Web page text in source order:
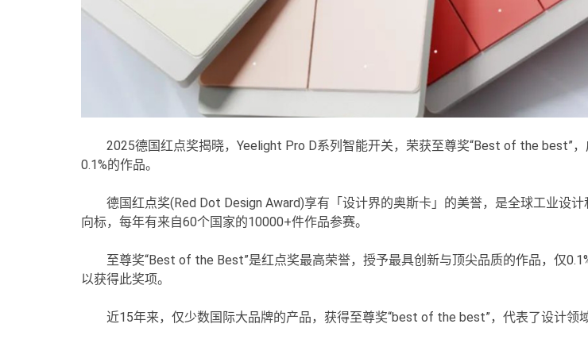
2025德国红点奖揭晓，Yeelight Pro D系列智能开关，荣获至尊奖“Best of the best”
0.1%的作品。
德国红点奖(Red Dot Design Award)享有「设计界的奥斯卡」的美誉，是全球工业设
向标，每年有来自60个国家的10000+件作品参赛。
至尊奖“Best of the Best”是红点奖最高荣誉，授予最具创新与顶尖品质的作品，仅
以获得此奖项。
近15年来，仅少数国际大品牌的产品，获得至尊奖“best of the best”，代表了设计领